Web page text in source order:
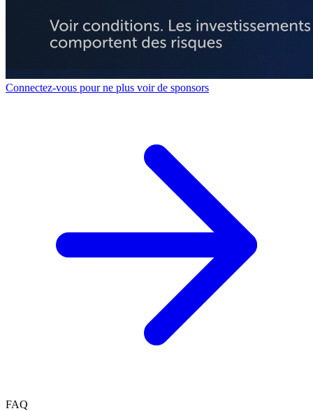
Connectez-vous pour ne plus voir de sponsors
FAQ